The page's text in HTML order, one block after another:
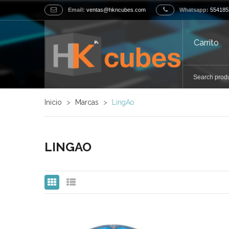
Email: ventas@hkncubes.com Whatsapp:
Carrito
Inicio > Marcas > LingAo
LINGAO